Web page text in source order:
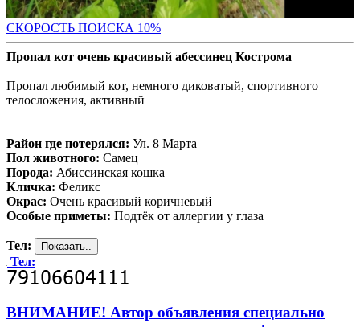
СКОРОСТЬ ПОИСКА 10%
Пропал кот очень красивый абессинец Кострома
Пропал любимый кот, немного диковатый, спортивного
телосложения, активный
Район где потерялся: Ул. 8 Марта
Пол животного: Самец
Порода: Абиссинская кошка
Кличка: Феликс
Окрас: Очень красивый коричневый
Особые приметы: Подтёк от аллергии у глаза
Тел:
Тел:
ВНИМАНИЕ! Автор объявления специально